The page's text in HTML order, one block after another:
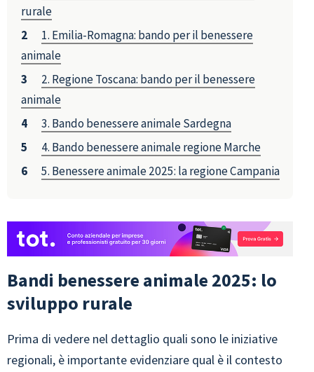
rurale
1. Emilia-Romagna: bando per il benessere
animale
2. Regione Toscana: bando per il benessere
animale
3. Bando benessere animale Sardegna
4. Bando benessere animale regione Marche
5. Benessere animale 2025: la regione Campania
Bandi benessere animale 2025: lo
sviluppo rurale
Prima di vedere nel dettaglio quali sono le iniziative
regionali, è importante evidenziare qual è il contesto